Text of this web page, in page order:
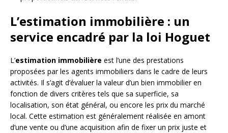
L’estimation immobilière : un
service encadré par la loi Hoguet
L’estimation immobilière est l’une des prestations
proposées par les agents immobiliers dans le cadre de leurs
activités. Il s’agit d’évaluer la valeur d’un bien immobilier en
fonction de divers critères tels que sa superficie, sa
localisation, son état général, ou encore les prix du marché
local. Cette estimation est généralement réalisée en amont
d’une vente ou d’une acquisition afin de fixer un prix juste et